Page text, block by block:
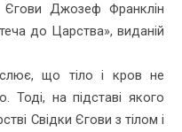
Єгови Джозеф Франклін
до Царства», виданій
що тіло і кров не
Тоді, на підставі якого
Свідки Єгови з тілом і